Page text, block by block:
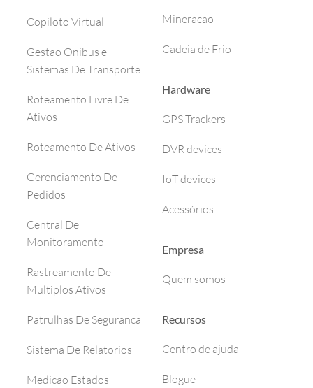
Copiloto Virtual
Gestao Onibus e
Sistemas De Transporte
Roteamento Livre De
Ativos
Roteamento De Ativos
Gerenciamento De
Pedidos
Central De
Monitoramento
Rastreamento De
Multiplos Ativos
Patrulhas De Seguranca
Sistema De Relatorios
Medicao Estados
Mineracao
Cadeia de Frio
Hardware
GPS Trackers
DVR devices
IoT devices
Acessórios
Empresa
Quem somos
Recursos
Centro de ajuda
Blogue